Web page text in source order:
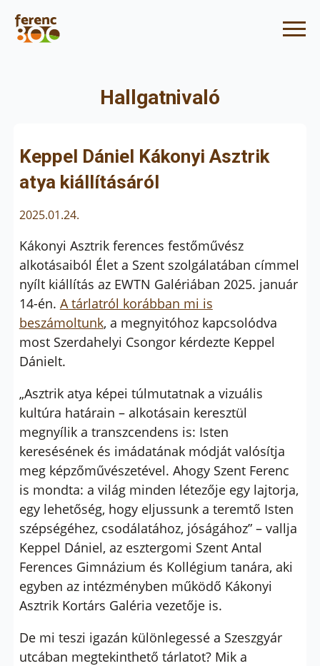
Hallgatnivaló
Keppel Dániel Kákonyi Asztrik
atya kiállításáról
2025.01.24.
Kákonyi Asztrik ferences festőművész
alkotásaiból Élet a Szent szolgálatában címmel
nyílt kiállítás az EWTN Galériában 2025. január
14-én. A tárlatról korábban mi is
beszámoltunk, a megnyitóhoz kapcsolódva
most Szerdahelyi Csongor kérdezte Keppel
Dánielt.
„Asztrik atya képei túlmutatnak a vizuális
kultúra határain – alkotásain keresztül
megnyílik a transzcendens is: Isten
keresésének és imádatának módját valósítja
meg képzőművészetével. Ahogy Szent Ferenc
is mondta: a világ minden létezője egy lajtorja,
egy lehetőség, hogy eljussunk a teremtő Isten
szépségéhez, csodálatához, jóságához” – vallja
Keppel Dániel, az esztergomi Szent Antal
Ferences Gimnázium és Kollégium tanára, aki
egyben az intézményben működő Kákonyi
Asztrik Kortárs Galéria vezetője is.
De mi teszi igazán különlegessé a Szeszgyár
utcában megtekinthető tárlatot? Mik a